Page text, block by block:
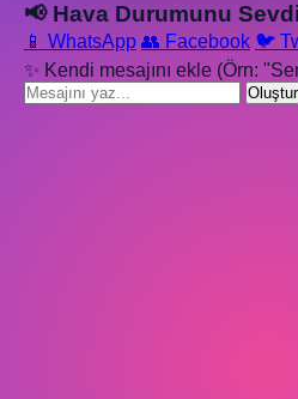
📢 Hava Durumunu
📱 WhatsApp 👥 Facebook 🐦
✨ Kendi mesajını ekle (Örn:
Oluştur